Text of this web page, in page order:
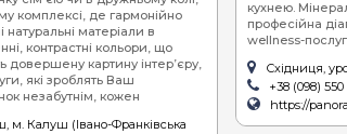
равлики
устриці
хінкалі
комплексі, де гармонійно
натуральні матеріали в
контрастні кольори, що
довершену картину інтер’єру,
які зроблять Ваш
незабутнім, кожен
м. Калуш (Івано-Франківська
кухнею.
професійна
wellness-
Східниця,
+38 (098)
https://